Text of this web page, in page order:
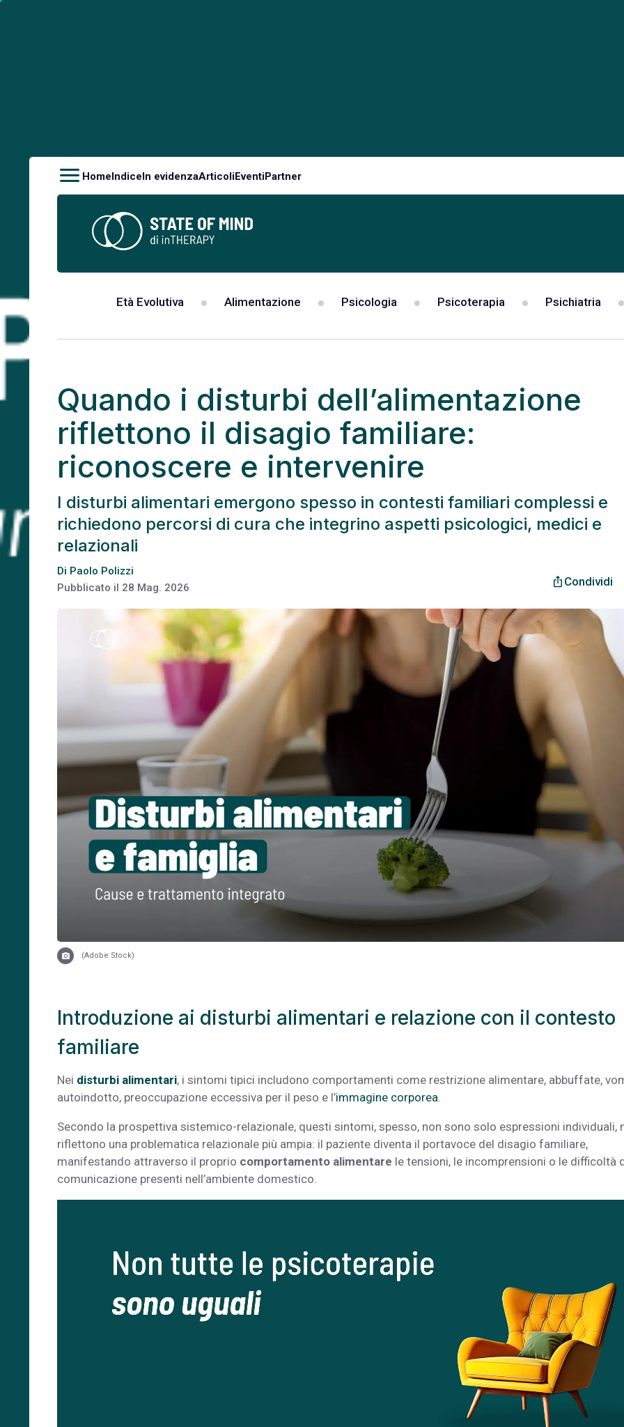
HomeIndiceIn evidenzaArticoliEventiPartner
Età Evolutiva Alimentazione Psicologia Psicoterapia Psichiatria
Quando i disturbi dell’alimentazione
riflettono il disagio familiare:
riconoscere e intervenire
I disturbi alimentari emergono spesso in contesti familiari complessi e
richiedono percorsi di cura che integrino aspetti psicologici, medici e
relazionali
Di Paolo Polizzi
Pubblicato il 28 Mag. 2026
ios_share Condividi
(Adobe Stock)
Introduzione ai disturbi alimentari e relazione con il contesto
familiare
Nei disturbi alimentari, i sintomi tipici includono comportamenti come restrizione alimentare, abbuffate,
autoindotto, preoccupazione eccessiva per il peso e l’immagine corporea.
Secondo la prospettiva sistemico-relazionale, questi sintomi, spesso, non sono solo espressioni individuali,
riflettono una problematica relazionale più ampia: il paziente diventa il portavoce del disagio familiare,
manifestando attraverso il proprio comportamento alimentare le tensioni, le incomprensioni o le difficoltà
comunicazione presenti nell’ambiente domestico.